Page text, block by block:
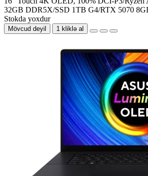
32GB DDR5X/SSD 1TB G4/RTX 5070
Stokda yoxdur
Mövcud deyil 1 kliklə al